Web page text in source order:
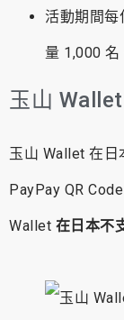
活動期間
量 1,000 名
玉山
玉山 Wallet 在
PayPay QR
Wallet 在日本不